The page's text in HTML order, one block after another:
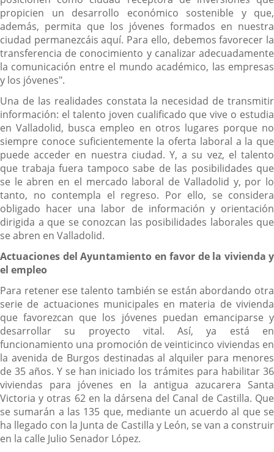
propicien un desarrollo económico sostenible y que,
además, permita que los jóvenes formados en nuestra
ciudad permanezcáis aquí. Para ello, debemos favorecer la
transferencia de conocimiento y canalizar adecuadamente
la comunicación entre el mundo académico, las empresas
y los jóvenes".
Una de las realidades constata la necesidad de transmitir
información: el talento joven cualificado que vive o estudia
en Valladolid, busca empleo en otros lugares porque no
siempre conoce suficientemente la oferta laboral a la que
puede acceder en nuestra ciudad. Y, a su vez, el talento
que trabaja fuera tampoco sabe de las posibilidades que
se le abren en el mercado laboral de Valladolid y, por lo
tanto, no contempla el regreso. Por ello, se considera
obligado hacer una labor de información y orientación
dirigida a que se conozcan las posibilidades laborales que
se abren en Valladolid.
Actuaciones del Ayuntamiento en favor de la vivienda y
el empleo
Para retener ese talento también se están abordando otra
serie de actuaciones municipales en materia de vivienda
que favorezcan que los jóvenes puedan emanciparse y
desarrollar su proyecto vital. Así, ya está en
funcionamiento una promoción de veinticinco viviendas en
la avenida de Burgos destinadas al alquiler para menores
de 35 años. Y se han iniciado los trámites para habilitar 36
viviendas para jóvenes en la antigua azucarera Santa
Victoria y otras 62 en la dársena del Canal de Castilla. Que
se sumarán a las 135 que, mediante un acuerdo al que se
ha llegado con la Junta de Castilla y León, se van a construir
en la calle Julio Senador López.